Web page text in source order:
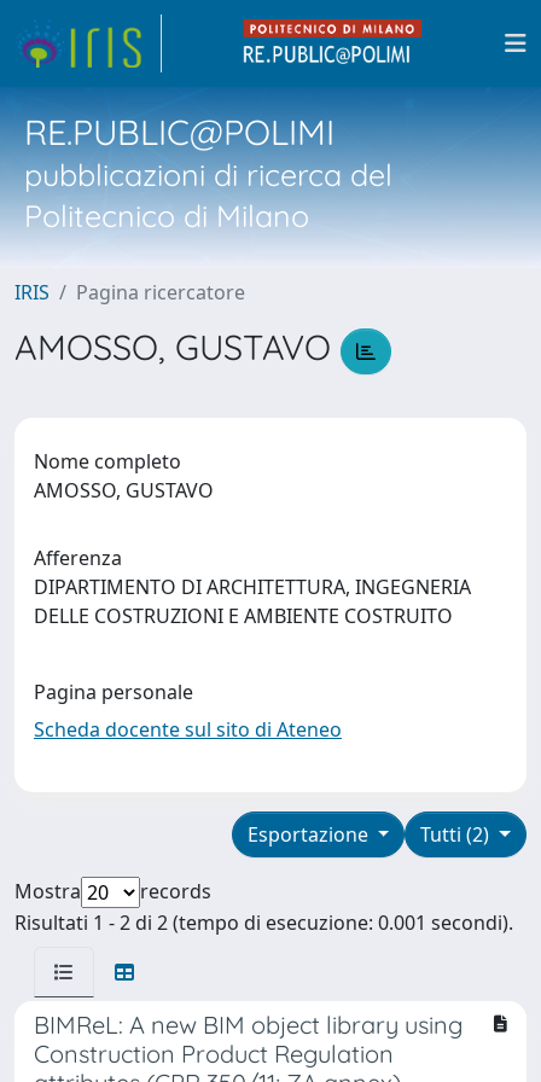
RE.PUBLIC@POLIMI
pubblicazioni di ricerca del
Politecnico di Milano
IRIS Pagina ricercatore
AMOSSO, GUSTAVO
Nome completo
AMOSSO, GUSTAVO
Afferenza
DIPARTIMENTO DI ARCHITETTURA, INGEGNERIA
DELLE COSTRUZIONI E AMBIENTE COSTRUITO
Pagina personale
Scheda docente sul sito di Ateneo
Tutti (2)
Esportazione
Mostra
records
Risultati 1 - 2 di 2 (tempo di esecuzione: 0.001 secondi).
BIMReL: A new BIM object library using
Construction Product Regulation